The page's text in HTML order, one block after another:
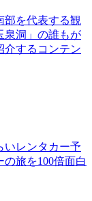
部を代表する観
泉洞」の誰もが
介するコンテン
いレンタカー予
旅を100倍面白